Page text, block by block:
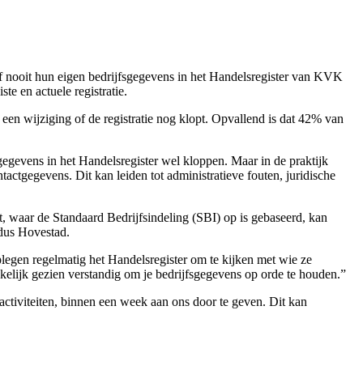
hun eigen bedrijfsgegevens in het Handelsregister van KVK
en actuele registratie.
wijziging of de registratie nog klopt. Opvallend is dat 42% van
in het Handelsregister wel kloppen. Maar in de praktijk
Dit kan leiden tot administratieve fouten, juridische
de Standaard Bedrijfsindeling (SBI) op is gebaseerd, kan
Hovestad.
regelmatig het Handelsregister om te kijken met wie ze
gezien verstandig om je bedrijfsgegevens op orde te houden.”
binnen een week aan ons door te geven. Dit kan